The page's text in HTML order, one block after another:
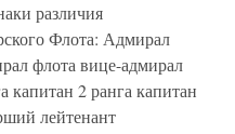
различия
Флота: Адмирал
флота вице-адмирал
капитан 2 ранга капитан
лейтенант